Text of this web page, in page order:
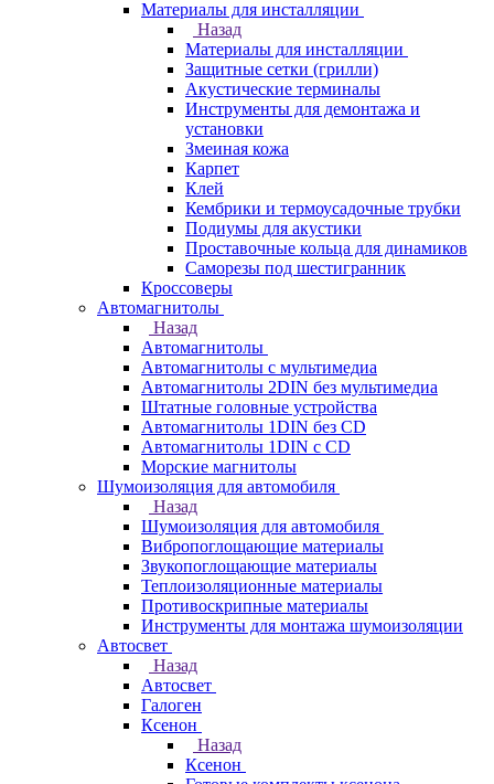
Материалы для инсталляции
Назад
Материалы для инсталляции
Защитные сетки (грилли)
Акустические терминалы
Инструменты для демонтажа и
установки
Змеиная кожа
Карпет
Клей
Кембрики и термоусадочные трубки
Подиумы для акустики
Проставочные кольца для динамиков
Саморезы под шестигранник
Кроссоверы
Автомагнитолы
Назад
Автомагнитолы
Автомагнитолы с мультимедиа
Автомагнитолы 2DIN без мультимедиа
Штатные головные устройства
Автомагнитолы 1DIN без CD
Автомагнитолы 1DIN с CD
Морские магнитолы
Шумоизоляция для автомобиля
Назад
Шумоизоляция для автомобиля
Вибропоглощающие материалы
Звукопоглощающие материалы
Теплоизоляционные материалы
Противоскрипные материалы
Инструменты для монтажа шумоизоляции
Автосвет
Назад
Автосвет
Галоген
Ксенон
Назад
Ксенон